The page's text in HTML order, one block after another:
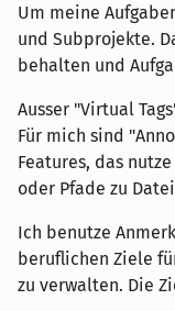
Um meine
und Subprojekte.
behalten und
Ausser "Virtual
Für mich sind
Features, das
oder Pfade zu
Ich benutze
beruflichen Ziele
zu verwalten. Die